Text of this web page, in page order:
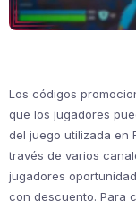
Los códigos
que los jugadores
del juego utilizada en
través de varios
jugadores
con descuento. Para